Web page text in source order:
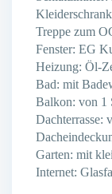
Kleiderschrank
Treppe zum
Fenster: EG
Heizung: Öl-
Bad: mit
Balkon: von 1
Dachterrasse:
Garten: mit
Internet: